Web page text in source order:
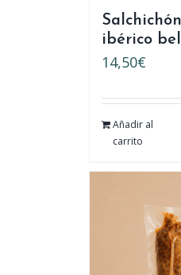
ibérico
14,50€
Añadir al
carrito